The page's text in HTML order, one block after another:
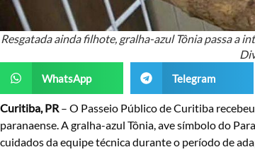
Resgatada ainda filhote, gralha-azul Tônia passa a
WhatsApp Telegram
Curitiba, PR – O Passeio Público de Curitiba
paranaense. A gralha-azul Tônia, ave símbolo do
cuidados da equipe técnica durante o período de